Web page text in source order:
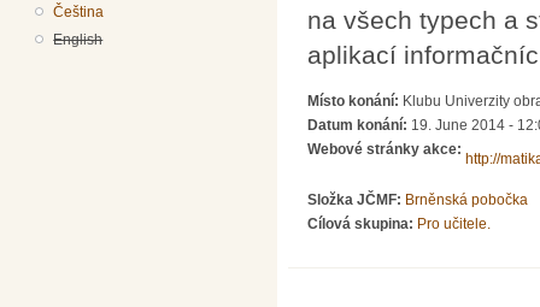
Čeština
English
na všech typech a
aplikací
Místo konání: Klubu Univerzity
Datum konání: 19. June 2014 -
Webové stránky akce:
http://
Složka JČMF: Brněnská pobočka
Cílová skupina: Pro učitele.